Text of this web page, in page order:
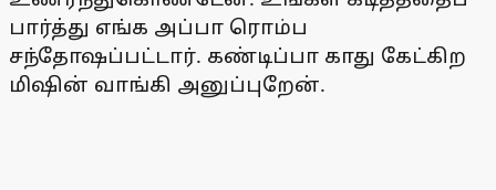
பார்த்து எங்க அப்பா ரொம்ப
சந்தோஷப்பட்டார். கண்டிப்பா காது கேட்கிற
மிஷின் வாங்கி அனுப்புறேன்.